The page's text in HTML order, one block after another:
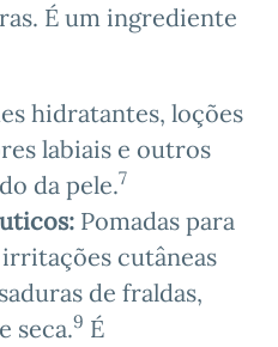
É um ingrediente
hidratantes, loções
labiais e outros
da pele.7
Pomadas para
cutâneas
de fraldas,
seca.9 É